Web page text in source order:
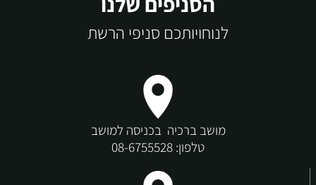
לנוחויותכם סניפי הרשת
מושב ברכיה בכניסה למושב
טלפון: 08-6755528